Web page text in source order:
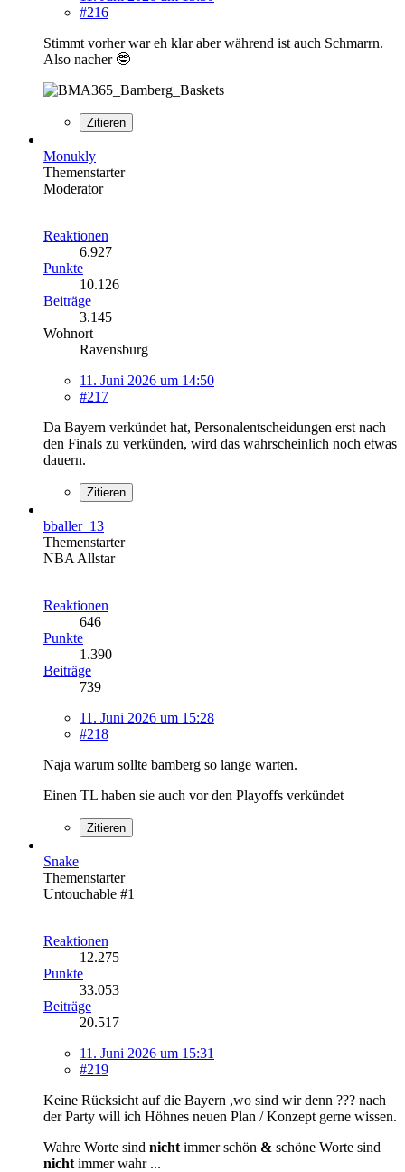
#216
Stimmt vorher war eh klar aber während ist auch Schmarrn.
Also nacher 🤓
Zitieren
Monukly
Themenstarter
Moderator
Reaktionen
6.927
Punkte
10.126
Beiträge
3.145
Wohnort
Ravensburg
11. Juni 2026 um 14:50
#217
Da Bayern verkündet hat, Personalentscheidungen erst nach
den Finals zu verkünden, wird das wahrscheinlich noch etwas
dauern.
Zitieren
bballer_13
Themenstarter
NBA Allstar
Reaktionen
646
Punkte
1.390
Beiträge
739
11. Juni 2026 um 15:28
#218
Naja warum sollte bamberg so lange warten.
Einen TL haben sie auch vor den Playoffs verkündet
Zitieren
Snake
Themenstarter
Untouchable #1
Reaktionen
12.275
Punkte
33.053
Beiträge
20.517
11. Juni 2026 um 15:31
#219
Keine Rücksicht auf die Bayern ,wo sind wir denn ??? nach
der Party will ich Höhnes neuen Plan / Konzept gerne wissen.
Wahre Worte sind nicht immer schön & schöne Worte sind
nicht immer wahr ...